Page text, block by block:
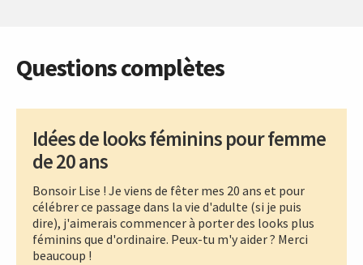
Questions complètes
Idées de looks féminins pour femme
de 20 ans
Bonsoir Lise ! Je viens de fêter mes 20 ans et pour
célébrer ce passage dans la vie d'adulte (si je puis
dire), j'aimerais commencer à porter des looks plus
féminins que d'ordinaire. Peux-tu m'y aider ? Merci
beaucoup !